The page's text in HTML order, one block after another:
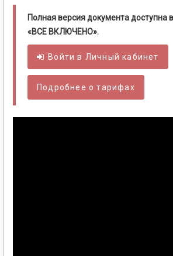
Полная версия документа доступна
«ВСЕ ВКЛЮЧЕНО».
Войти в Личный кабинет
Подробнее о тарифах